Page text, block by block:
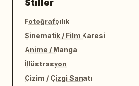
Stiller
Fotoğrafçılık
Sinematik / Film Karesi
Anime / Manga
İllüstrasyon
Çizim / Çizgi Sanatı